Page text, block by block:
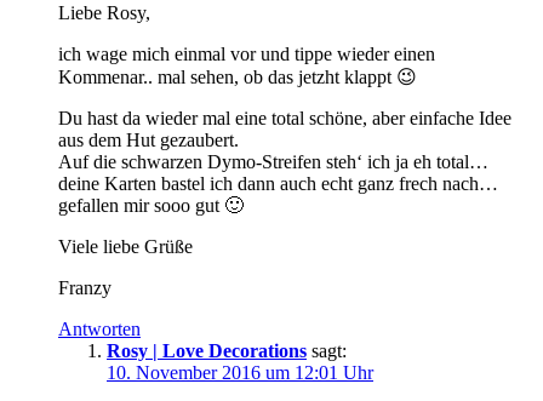
Liebe Rosy,
ich wage mich einmal vor und tippe wieder einen
Kommenar.. mal sehen, ob das jetzht klappt 😉
Du hast da wieder mal eine total schöne, aber einfache Idee
aus dem Hut gezaubert.
Auf die schwarzen Dymo-Streifen steh‘ ich ja eh total…
deine Karten bastel ich dann auch echt ganz frech nach…
gefallen mir sooo gut 🙂
Viele liebe Grüße
Franzy
Antworten
Rosy | Love Decorations sagt:
10. November 2016 um 12:01 Uhr